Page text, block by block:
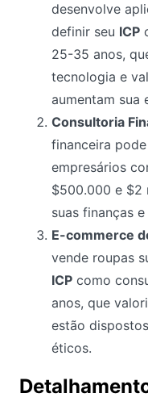
desenvolve
definir seu ICP
25-35 anos,
tecnologia e
aumentam sua
Consultoria
financeira
empresários
$500.000 e $2
suas finanças
E-commerce
vende roupas
ICP como
anos, que
estão
éticos.